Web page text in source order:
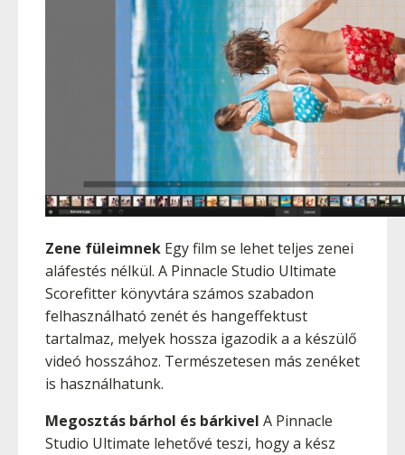
Zene füleimnek Egy film se lehet teljes zenei
aláfestés nélkül. A Pinnacle Studio Ultimate
Scorefitter könyvtára számos szabadon
felhasználható zenét és hangeffektust
tartalmaz, melyek hossza igazodik a a készülő
videó hosszához. Természetesen más zenéket
is használhatunk.
Megosztás bárhol és bárkivel A Pinnacle
Studio Ultimate lehetővé teszi, hogy a kész